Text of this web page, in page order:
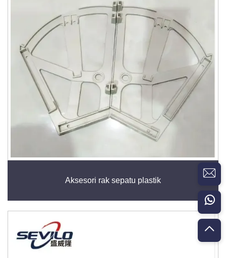
Aksesori rak sepatu plastik